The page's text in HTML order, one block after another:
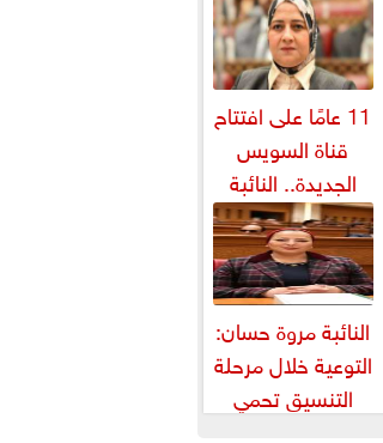
11 عامًا على افتتاح
قناة السويس
الجديدة.. النائبة
مروة قنصوة: رؤية
الدولة...
النائبة مروة حسان:
التوعية خلال مرحلة
التنسيق تحمي